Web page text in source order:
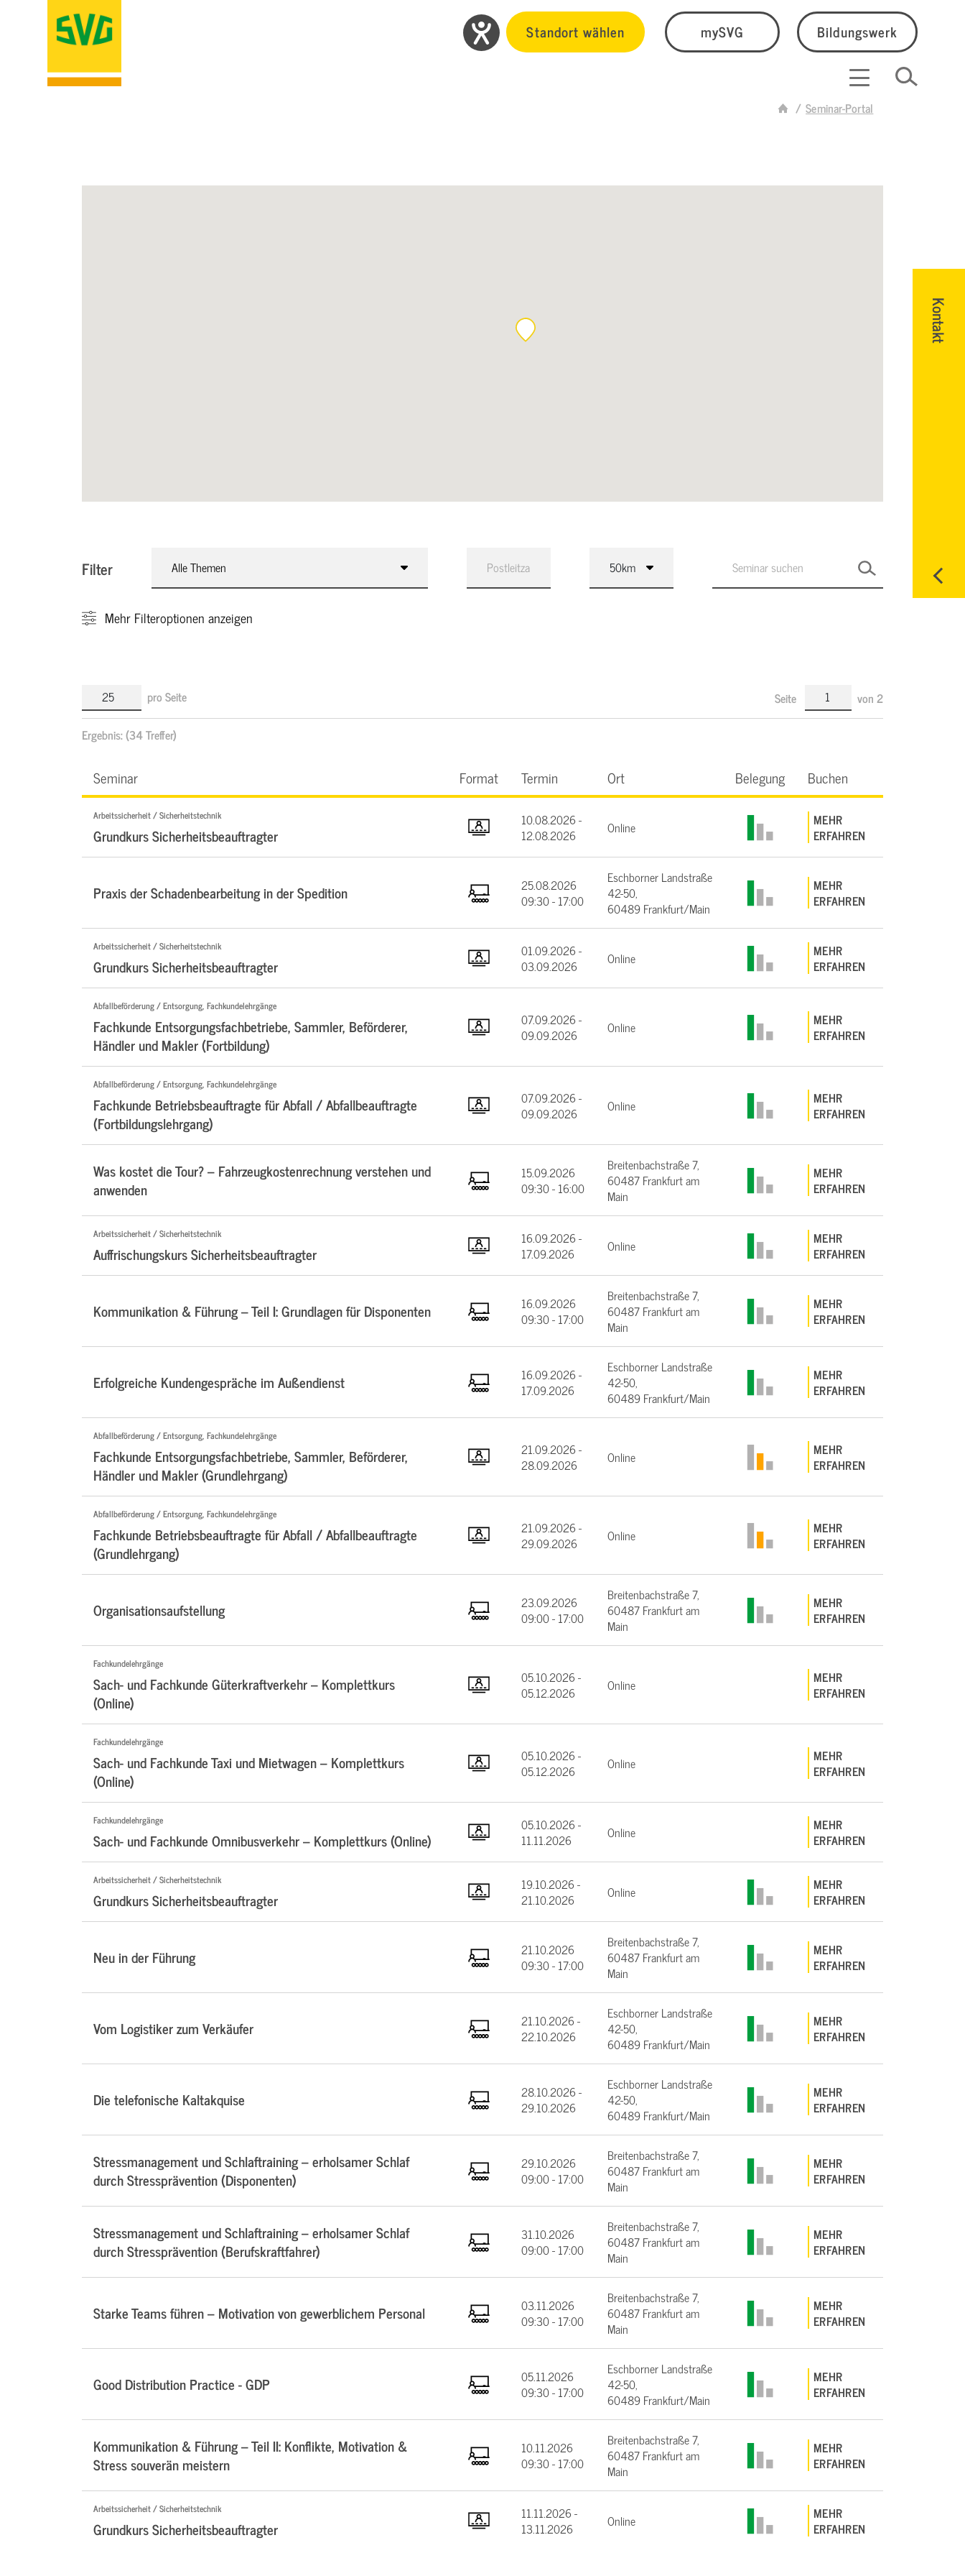
Standort wählen mySVG Bildungswerk
Seminar-Portal
Kontakt
Filter Alle Themen
Mehr Filteroptionen anzeigen
pro Seite Seite von2
Ergebnis:(34 Treffer)
Seminar Format Termin Ort Belegung Buchen
Arbeitssicherheit / Sicherheitstechnik
Grundkurs Sicherheitsbeauftragter
10.08.2026 -
12.08.2026
Online
MEHR
ERFAHREN
Praxis der Schadenbearbeitung in der Spedition
25.08.2026
09:30 - 17:00
Eschborner Landstraße
42-50,
60489 Frankfurt/Main
MEHR
ERFAHREN
Arbeitssicherheit / Sicherheitstechnik
Grundkurs Sicherheitsbeauftragter
01.09.2026 -
03.09.2026
Online
MEHR
ERFAHREN
Abfallbeförderung / Entsorgung, Fachkundelehrgänge
Fachkunde Entsorgungsfachbetriebe, Sammler, Beförderer,
Händler und Makler (Fortbildung)
07.09.2026 -
09.09.2026
Online
MEHR
ERFAHREN
Abfallbeförderung / Entsorgung, Fachkundelehrgänge
Fachkunde Betriebsbeauftragte für Abfall / Abfallbeauftragte
(Fortbildungslehrgang)
07.09.2026 -
09.09.2026
Online
MEHR
ERFAHREN
Was kostet die Tour? – Fahrzeugkostenrechnung verstehen und
anwenden
15.09.2026
09:30 - 16:00
Breitenbachstraße 7,
60487 Frankfurt am
Main
MEHR
ERFAHREN
Arbeitssicherheit / Sicherheitstechnik
Auffrischungskurs Sicherheitsbeauftragter
16.09.2026 -
17.09.2026
Online
MEHR
ERFAHREN
Kommunikation & Führung – Teil I: Grundlagen für Disponenten
16.09.2026
09:30 - 17:00
Breitenbachstraße 7,
60487 Frankfurt am
Main
MEHR
ERFAHREN
Erfolgreiche Kundengespräche im Außendienst
16.09.2026 -
17.09.2026
Eschborner Landstraße
42-50,
60489 Frankfurt/Main
MEHR
ERFAHREN
Abfallbeförderung / Entsorgung, Fachkundelehrgänge
Fachkunde Entsorgungsfachbetriebe, Sammler, Beförderer,
Händler und Makler (Grundlehrgang)
21.09.2026 -
28.09.2026
Online
MEHR
ERFAHREN
Abfallbeförderung / Entsorgung, Fachkundelehrgänge
Fachkunde Betriebsbeauftragte für Abfall / Abfallbeauftragte
(Grundlehrgang)
21.09.2026 -
29.09.2026
Online
MEHR
ERFAHREN
Organisationsaufstellung
23.09.2026
09:00 - 17:00
Breitenbachstraße 7,
60487 Frankfurt am
Main
MEHR
ERFAHREN
Fachkundelehrgänge
Sach- und Fachkunde Güterkraftverkehr – Komplettkurs
(Online)
05.10.2026 -
05.12.2026
Online
MEHR
ERFAHREN
Fachkundelehrgänge
Sach- und Fachkunde Taxi und Mietwagen – Komplettkurs
(Online)
05.10.2026 -
05.12.2026
Online
MEHR
ERFAHREN
Fachkundelehrgänge
Sach- und Fachkunde Omnibusverkehr – Komplettkurs (Online)
05.10.2026 -
11.11.2026
Online
MEHR
ERFAHREN
Arbeitssicherheit / Sicherheitstechnik
Grundkurs Sicherheitsbeauftragter
19.10.2026 -
21.10.2026
Online
MEHR
ERFAHREN
Neu in der Führung
21.10.2026
09:30 - 17:00
Breitenbachstraße 7,
60487 Frankfurt am
Main
MEHR
ERFAHREN
Vom Logistiker zum Verkäufer
21.10.2026 -
22.10.2026
Eschborner Landstraße
42-50,
60489 Frankfurt/Main
MEHR
ERFAHREN
Die telefonische Kaltakquise
28.10.2026 -
29.10.2026
Eschborner Landstraße
42-50,
60489 Frankfurt/Main
MEHR
ERFAHREN
Stressmanagement und Schlaftraining – erholsamer Schlaf
durch Stressprävention (Disponenten)
29.10.2026
09:00 - 17:00
Breitenbachstraße 7,
60487 Frankfurt am
Main
MEHR
ERFAHREN
Stressmanagement und Schlaftraining – erholsamer Schlaf
durch Stressprävention (Berufskraftfahrer)
31.10.2026
09:00 - 17:00
Breitenbachstraße 7,
60487 Frankfurt am
Main
MEHR
ERFAHREN
Starke Teams führen – Motivation von gewerblichem Personal
03.11.2026
09:30 - 17:00
Breitenbachstraße 7,
60487 Frankfurt am
Main
MEHR
ERFAHREN
Good Distribution Practice - GDP
05.11.2026
09:30 - 17:00
Eschborner Landstraße
42-50,
60489 Frankfurt/Main
MEHR
ERFAHREN
Kommunikation & Führung – Teil II: Konflikte, Motivation &
Stress souverän meistern
10.11.2026
09:30 - 17:00
Breitenbachstraße 7,
60487 Frankfurt am
Main
MEHR
ERFAHREN
Arbeitssicherheit / Sicherheitstechnik
Grundkurs Sicherheitsbeauftragter
11.11.2026 -
13.11.2026
Online
MEHR
ERFAHREN